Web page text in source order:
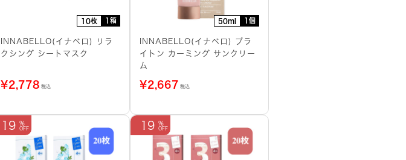
10枚 1箱
INNABELLO(イナベロ) リラ
クシング シートマスク
¥2,778 税込
50ml 1個
INNABELLO(イナベロ) ブラ
イトン カーミング サンクリー
ム
¥2,667 税込
19 19